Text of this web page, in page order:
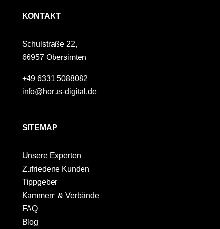
KONTAKT
Schulstraße 22,
66957 Obersimten
+49 6331 5088082
info@horus-digital.de
SITEMAP
Unsere Experten
Zufriedene Kunden
Tippgeber
Kammern & Verbände
FAQ
Blog